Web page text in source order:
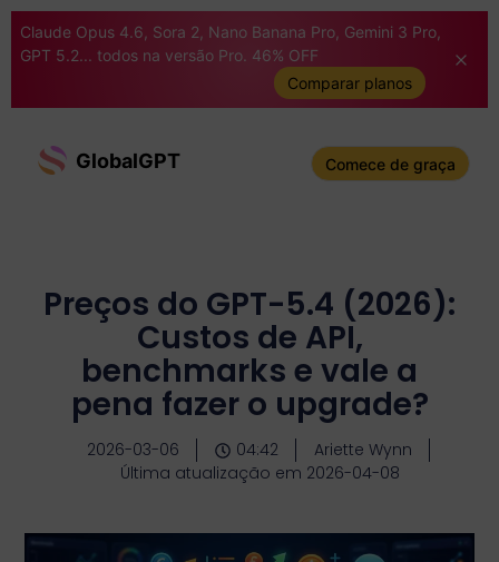
Claude Opus 4.6, Sora 2, Nano Banana Pro, Gemini 3 Pro,
GPT 5.2... todos na versão Pro. 46% OFF
Comparar planos
GlobalGPT Comece de graça
Preços do GPT-5.4 (2026):
Custos de API,
benchmarks e vale a
pena fazer o upgrade?
2026-03-06 04:42
Ariette Wynn
Última atualização em 2026-04-08